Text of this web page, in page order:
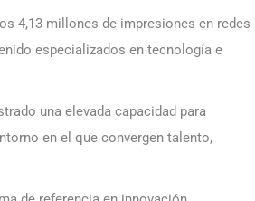
4,13 millones de impresiones en redes
especializados en tecnología e
una elevada capacidad para
en el que convergen talento,